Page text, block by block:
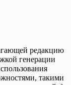
редакцию
генерации
такими